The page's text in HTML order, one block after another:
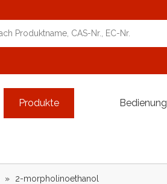
Produkte Bedienung
» 2-morpholinoethanol